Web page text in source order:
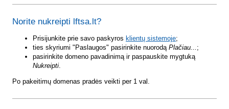
Norite nukreipti lftsa.lt?
Prisijunkite prie savo paskyros klientų sistemoje;
ties skyriumi "Paslaugos" pasirinkite nuorodą Plačiau... ;
pasirinkite domeno pavadinimą ir paspauskite mygtuką
Nukreipti.
Po pakeitimų domenas pradės veikti per 1 val.